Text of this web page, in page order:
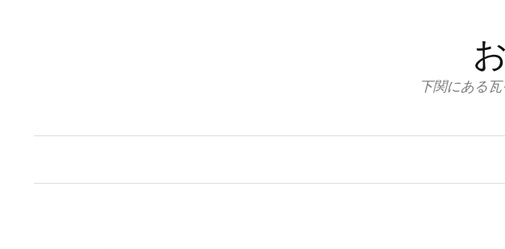
下関にある